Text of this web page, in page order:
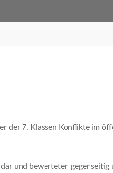
der 7. Klassen Konflikte im
und bewerteten gegenseitig